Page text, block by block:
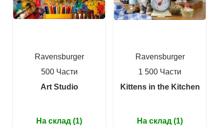
Ravensburger
500 Части
Art Studio
На склад (1)
Ravensburger
1 500 Части
Kittens in the Kitchen
На склад (1)